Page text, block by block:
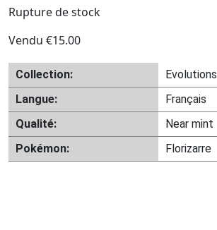
Rupture de stock
Vendu €15.00
Collection:
Evolutions
Langue:
Français
Qualité:
Near mint
Pokémon:
Florizarre